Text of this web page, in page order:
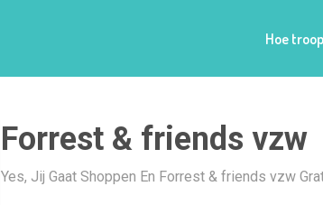
Hoe
Forrest & friends vzw
Yes, Jij Gaat Shoppen En Forrest & friends vzw